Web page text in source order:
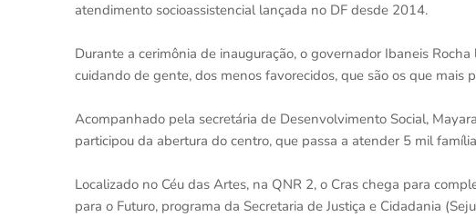
atendimento socioassistencial lançada no DF desde 2014.
Durante a cerimônia de inauguração, o governador Ibaneis
cuidando de gente, dos menos favorecidos, que são os que mais
Acompanhado pela secretária de Desenvolvimento Social,
participou da abertura do centro, que passa a atender 5 mil
Localizado no Céu das Artes, na QNR 2, o Cras chega para
para o Futuro, programa da Secretaria de Justiça e Cidadania